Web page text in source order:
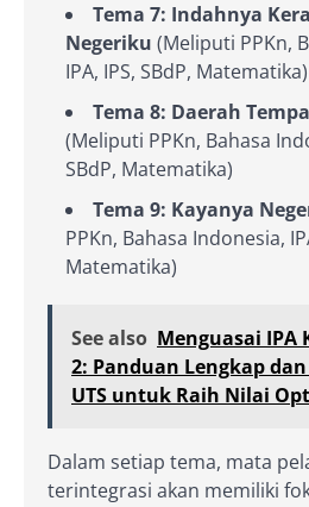
Tema 7: Indahnya
Negeriku (Meliputi PPKn,
IPA, IPS, SBdP, Matematika)
Tema 8: Daerah
(Meliputi PPKn, Bahasa
SBdP, Matematika)
Tema 9: Kayanya
PPKn, Bahasa Indonesia,
Matematika)
See also Menguasai IPA
2: Panduan Lengkap
UTS untuk Raih Nilai
Dalam setiap tema, mata
terintegrasi akan memiliki